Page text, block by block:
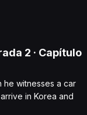
2 · Capítulo
witnesses a car
in Korea and